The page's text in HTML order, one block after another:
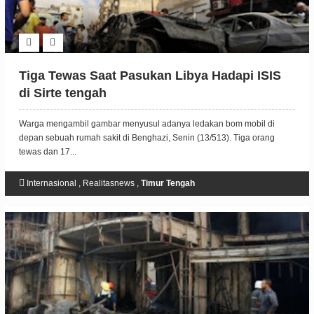
Tiga Tewas Saat Pasukan Libya Hadapi ISIS
di Sirte tengah
Warga mengambil gambar menyusul adanya ledakan bom mobil di
depan sebuah rumah sakit di Benghazi, Senin (13/513). Tiga orang
tewas dan 17...
Internasional Realitasnews, Timur Tengah